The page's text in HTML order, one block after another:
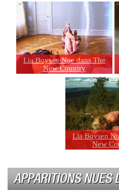
Lia Boysen Nue dans The
New Country
Lia Boysen
New
APPARITIONS NUES